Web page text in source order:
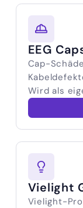
EEG
Cap-
Wird als
Vielight
Vielight-